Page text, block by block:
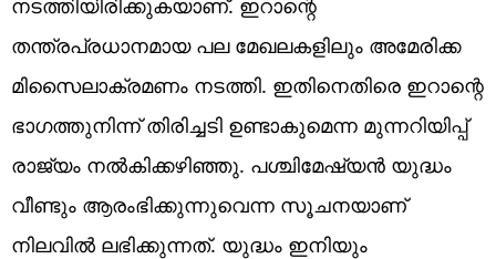
തന്ത്രപ്രധാനമായ പല മേഖലകളിലും അമേരിക്ക
മിസൈലാക്രമണം നടത്തി. ഇതിനെതിരെ ഇറാന്റെ
ഭാഗത്തുനിന്ന് തിരിച്ചടി ഉണ്ടാകുമെന്ന മുന്നറിയിപ്പ്
രാജ്യം നല്‍കിക്കഴിഞ്ഞു. പശ്ചിമേഷ്യന്‍ യുദ്ധം
വീണ്ടും ആരംഭിക്കുന്നുവെന്ന സൂചനയാണ്
നിലവില്‍ ലഭിക്കുന്നത്. യുദ്ധം ഇനിയും